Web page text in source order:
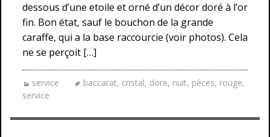
dessous d’une etoile et orné d’un décor doré à l’or
fin. Bon état, sauf le bouchon de la grande
caraffe, qui a la base raccourcie (voir photos). Cela
ne se perçoit […]
service baccarat, cristal, dore, nuit, péces, rouge,
service